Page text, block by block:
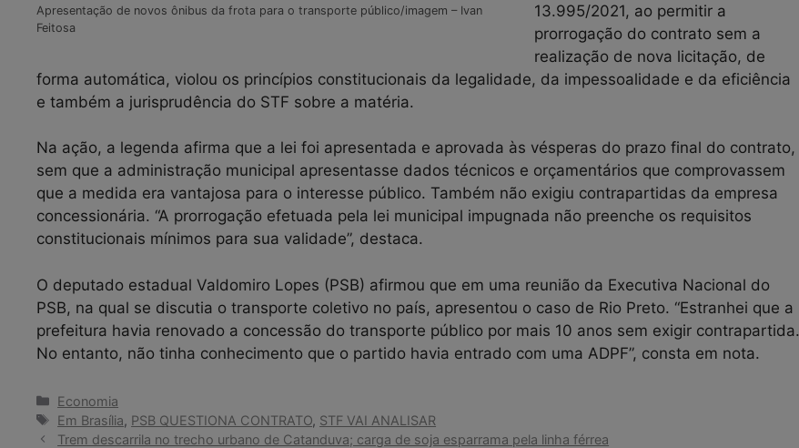
Apresentação de novos ônibus da frota para o transporte público/imagem – Ivan
Feitosa
13.995/2021, ao permitir a
prorrogação do contrato sem a
realização de nova licitação, de
forma automática, violou os princípios constitucionais da legalidade, da impessoalidade e da eficiência
e também a jurisprudência do STF sobre a matéria.
Na ação, a legenda afirma que a lei foi apresentada e aprovada às vésperas do prazo final do contrato,
sem que a administração municipal apresentasse dados técnicos e orçamentários que comprovassem
que a medida era vantajosa para o interesse público. Também não exigiu contrapartidas da empresa
concessionária. “A prorrogação efetuada pela lei municipal impugnada não preenche os requisitos
constitucionais mínimos para sua validade”, destaca.
O deputado estadual Valdomiro Lopes (PSB) afirmou que em uma reunião da Executiva Nacional do
PSB, na qual se discutia o transporte coletivo no país, apresentou o caso de Rio Preto. “Estranhei que a
prefeitura havia renovado a concessão do transporte público por mais 10 anos sem exigir contrapartida.
No entanto, não tinha conhecimento que o partido havia entrado com uma ADPF”, consta em nota.
Categorias
Economia
Tags
Em Brasília, PSB QUESTIONA CONTRATO, STF VAI ANALISAR
Trem descarrila no trecho urbano de Catanduva; carga de soja esparrama pela linha férrea